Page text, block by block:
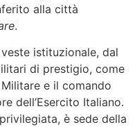
alla città
.
istituzionale, dal
di prestigio, come
Militare e il comando
dell’Esercito Italiano.
è sede della